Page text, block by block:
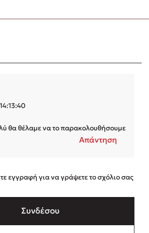
θα θέλαμε να το παρακολουθήσουμε
Απάντηση
εγγραφή για να γράψετε το σχόλιο σας
Συνδέσου